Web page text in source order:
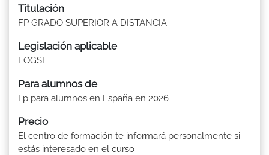
Titulación
FP GRADO SUPERIOR A DISTANCIA
Legislación aplicable
LOGSE
Para alumnos de
Fp para alumnos en España en 2026
Precio
El centro de formación te informará personalmente si
estás interesado en el curso